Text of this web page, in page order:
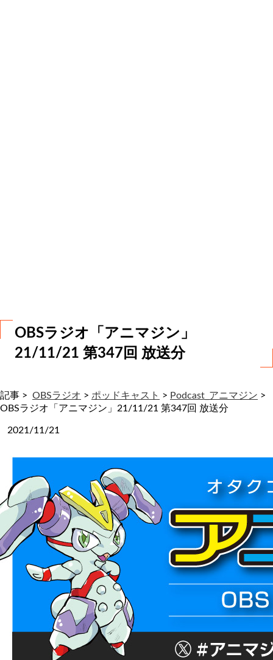
OBSラジオ「アニマジン」
21/11/21 第347回 放送分
記事 > OBSラジオ > ポッドキャスト > Podcast_アニマジン >
OBSラジオ「アニマジン」21/11/21 第347回 放送分
2021/11/21